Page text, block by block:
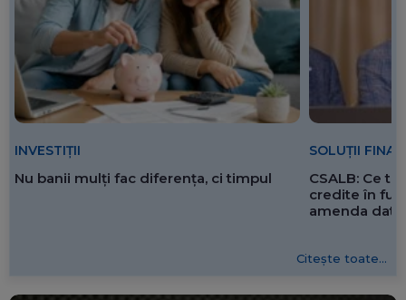
INVESTIȚII
Nu banii mulți fac diferența, ci timpul
SOLUȚII
CSALB: Ce
credite în
amenda
Citește toate...